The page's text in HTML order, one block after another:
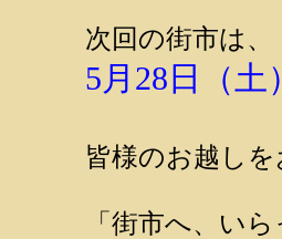
次回の街市は、
5月28日（土
皆様のお越し
「街市へ、い